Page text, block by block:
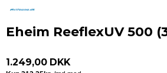
Eheim ReeflexUV 500
1.249,00 DKK